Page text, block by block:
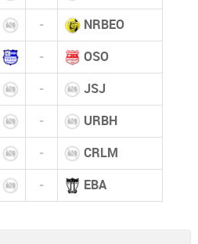
- NRBEO
- OSO
- JSJ
- URBH
- CRLM
- EBA